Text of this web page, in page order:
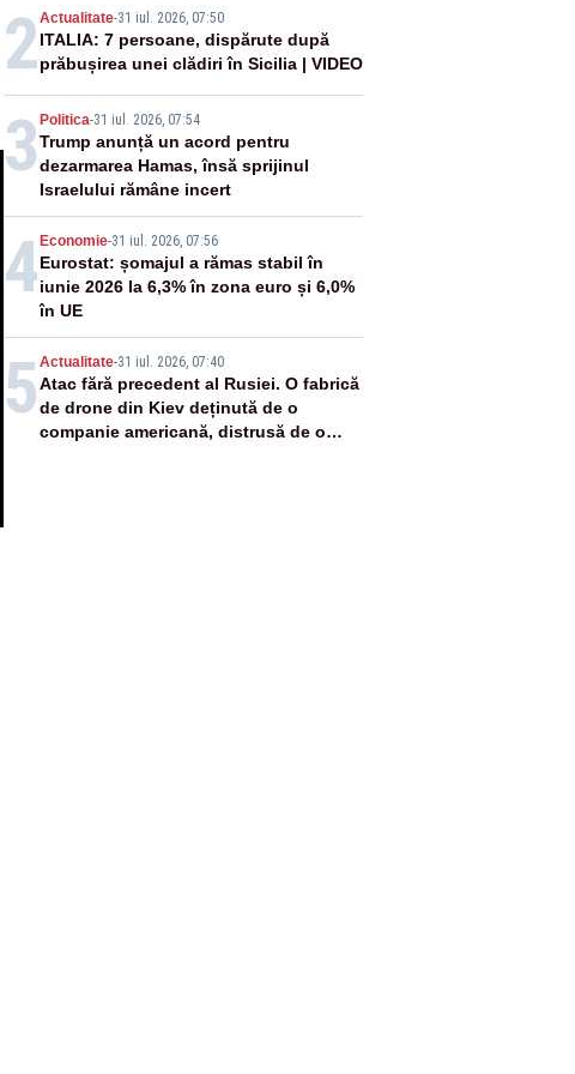
2Actualitate-31 iul. 2026, 07:50
ITALIA: 7 persoane, dispărute după
prăbușirea unei clădiri în Sicilia | VIDEO
3 Politica-31 iul. 2026, 07:54
Trump anunță un acord pentru
dezarmarea Hamas, însă sprijinul
Israelului rămâne incert
4 Economie-31 iul. 2026, 07:56
Eurostat: șomajul a rămas stabil în
iunie 2026 la 6,3% în zona euro și 6,0%
în UE
5 Actualitate-31 iul. 2026, 07:40
Atac fără precedent al Rusiei. O fabrică
de drone din Kiev deținută de o
companie americană, distrusă de o